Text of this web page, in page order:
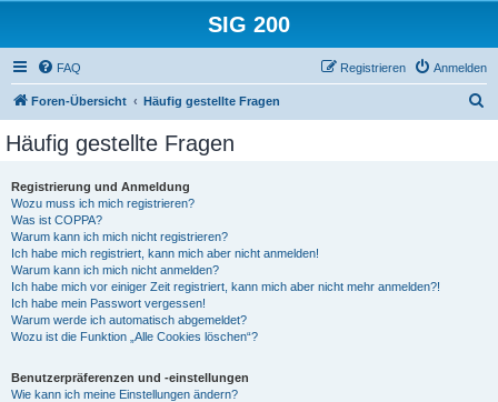
SIG 200
FAQ Anmelden
Registrieren
Foren-Übersicht Häufig gestellte Fragen
Häufig gestellte Fragen
Registrierung und Anmeldung
Wozu muss ich mich registrieren?
Was ist COPPA?
Warum kann ich mich nicht registrieren?
Ich habe mich registriert, kann mich aber nicht anmelden!
Warum kann ich mich nicht anmelden?
Ich habe mich vor einiger Zeit registriert, kann mich aber nicht mehr anmelden?!
Ich habe mein Passwort vergessen!
Warum werde ich automatisch abgemeldet?
Wozu ist die Funktion „Alle Cookies löschen“?
Benutzerpräferenzen und -einstellungen
Wie kann ich meine Einstellungen ändern?